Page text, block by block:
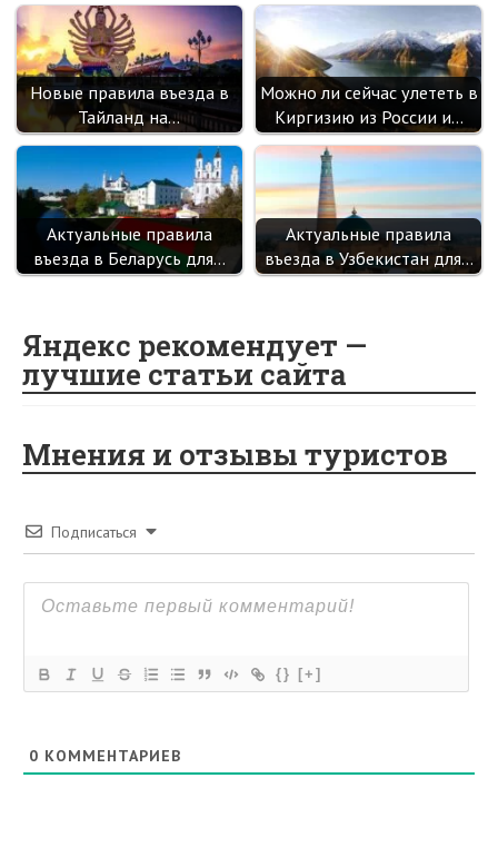
Новые правила въезда в
Тайланд на…
Можно ли сейчас улететь в
Киргизию из России и…
Актуальные правила
въезда в Беларусь для…
Актуальные правила
въезда в Узбекистан для…
Яндекс рекомендует —
лучшие статьи сайта
Мнения и отзывы туристов
Подписаться
{} [+]
0 КОММЕНТАРИЕВ